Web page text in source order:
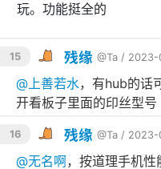
玩。功能挺全的
15 残缘 @Ta / 2023-
@上善若水，有hub的话
开看板子里面的印丝型号
16 残缘 @Ta / 2023-
@无名啊，按道理手机